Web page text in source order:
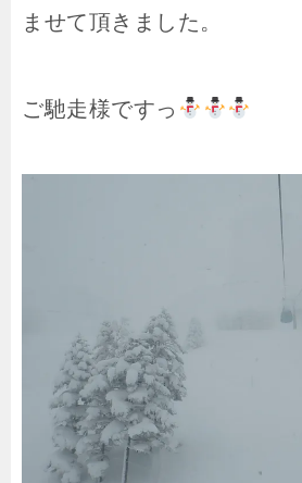
ませて頂きました。
ご馳走様ですっ